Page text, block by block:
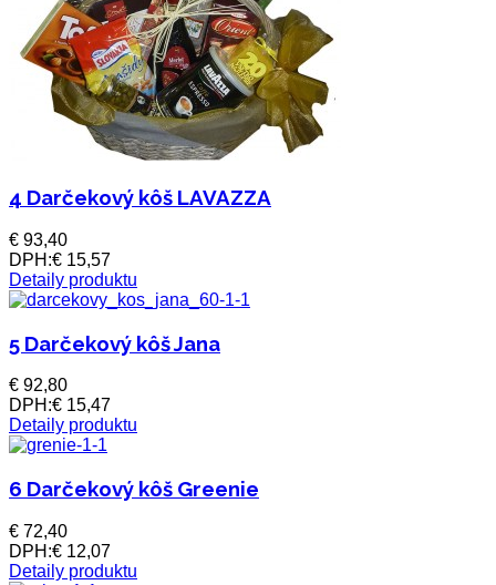
4 Darčekový kôš LAVAZZA
€ 93,40
DPH:€ 15,57
Detaily produktu
5 Darčekový kôš Jana
€ 92,80
DPH:€ 15,47
Detaily produktu
6 Darčekový kôš Greenie
€ 72,40
DPH:€ 12,07
Detaily produktu